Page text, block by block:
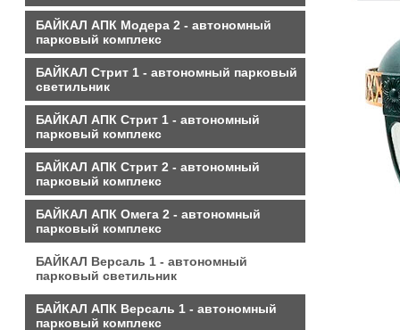
БАЙКАЛ АПК Модера 2 - автономный
парковый комплекс
БАЙКАЛ Стрит 1 - автономный парковый
светильник
БАЙКАЛ АПК Стрит 1 - автономный
парковый комплекс
БАЙКАЛ АПК Стрит 2 - автономный
парковый комплекс
БАЙКАЛ АПК Омега 2 - автономный
парковый комплекс
БАЙКАЛ Версаль 1 - автономный
парковый светильник
БАЙКАЛ АПК Версаль 1 - автономный
парковый комплекс